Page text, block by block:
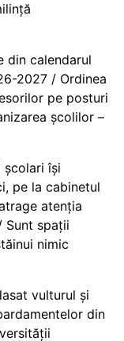
din calendarul
2027 / Ordinea
pe posturi
școlilor –
școlari își
pe la cabinetul
atenția
Sunt spații
nimic
vulturul și
din